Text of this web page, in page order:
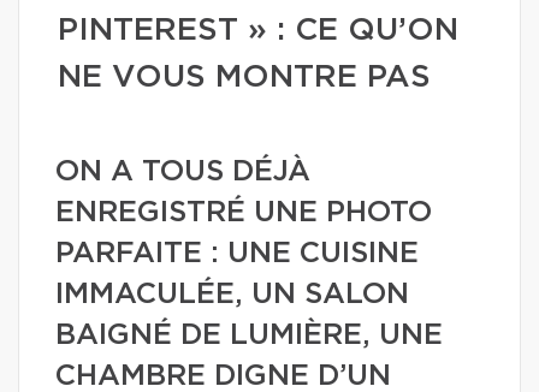
PINTEREST » : CE QU’ON
NE VOUS MONTRE PAS
ON A TOUS DÉJÀ
ENREGISTRÉ UNE PHOTO
PARFAITE : UNE CUISINE
IMMACULÉE, UN SALON
BAIGNÉ DE LUMIÈRE, UNE
CHAMBRE DIGNE D’UN